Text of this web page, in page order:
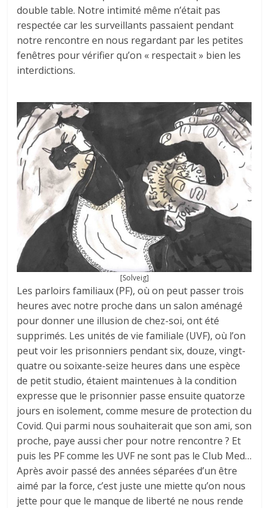
double table. Notre intimité même n’était pas
respectée car les surveillants passaient pendant
notre rencontre en nous regardant par les petites
fenêtres pour vérifier qu’on « respectait » bien les
interdictions.
[Solveig]
Les parloirs familiaux (PF), où on peut passer trois
heures avec notre proche dans un salon aménagé
pour donner une illusion de chez-soi, ont été
supprimés. Les unités de vie familiale (UVF), où l’on
peut voir les prisonniers pendant six, douze, vingt-
quatre ou soixante-seize heures dans une espèce
de petit studio, étaient maintenues à la condition
expresse que le prisonnier passe ensuite quatorze
jours en isolement, comme mesure de protection du
Covid. Qui parmi nous souhaiterait que son ami, son
proche, paye aussi cher pour notre rencontre ? Et
puis les PF comme les UVF ne sont pas le Club Med…
Après avoir passé des années séparées d’un être
aimé par la force, c’est juste une miette qu’on nous
jette pour que le manque de liberté ne nous rende